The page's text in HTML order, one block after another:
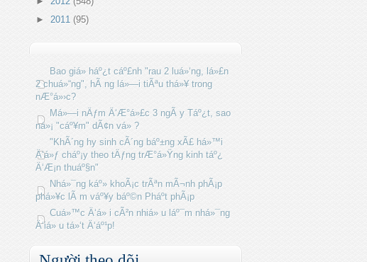
► 2011 (95)
Bao giá» háº¿t cáº£nh "rau 2 luá»‘ng, lá»£n
2 chuá»“ng", hÃ ng lá»—i tiÃªu thá»¥ trong
nÆ°á»›c?
Má»—i nÄƒm Ä‘Æ°á»£c 3 ngÃ y Táº¿t, sao
ná»¡ "cáº¥m" dÃ¢n vá» ?
"KhÃ´ng hy sinh cÃ´ng báº±ng xÃ£ há»™i
Ä‘á»ƒ cháº¡y theo tÄƒng trÆ°á»Ÿng kinh táº¿
Ä‘Æ¡n thuáº§n"
Nhá»¯ng káº» khoÃ¡c trÃªn mÃ¬nh phÃ¡p
phá»¥c lÃ m váº¥y báº©n Pháº­t phÃ¡p
Cuá»™c Ä‘á» i cÃ²n nhiá» u láº¯m nhá»¯ng
Ä‘iá» u tá»‘t Ä‘áº¹p!